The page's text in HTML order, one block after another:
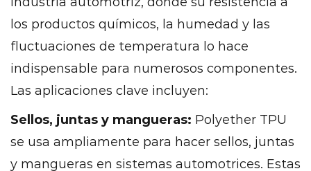
los productos químicos, la humedad y las
fluctuaciones de temperatura lo hace
indispensable para numerosos componentes.
Las aplicaciones clave incluyen:
Sellos, juntas y mangueras: Polyether TPU
se usa ampliamente para hacer sellos, juntas
y mangueras en sistemas automotrices. Estas